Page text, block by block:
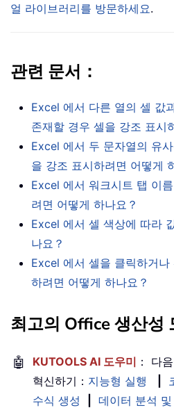
얼 라이브러리를 방문하세요.
관련 문서：
Excel 에서 다른 열의 셀 값
존재할 경우 셀을 강조 표시
Excel 에서 두 문자열의 유
을 강조 표시하려면 어떻게
Excel 에서 워크시트 탭 이
려면 어떻게 하나요？
Excel 에서 셀 색상에 따라
나요？
Excel 에서 셀을 클릭하거
하려면 어떻게 하나요？
최고의 Office 생산성
🤖 KUTOOLS AI 도우미 ： 다
혁신하기： 지능형 실행
수식 생성
데이터 분석